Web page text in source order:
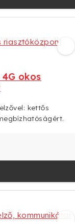
4G okos
kettős